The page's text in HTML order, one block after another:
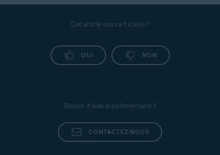
Cet article vous a-t-il aidé ?
OUI NON
Besoin d’aide supplémentaire ?
CONTACTEZ-NOUS